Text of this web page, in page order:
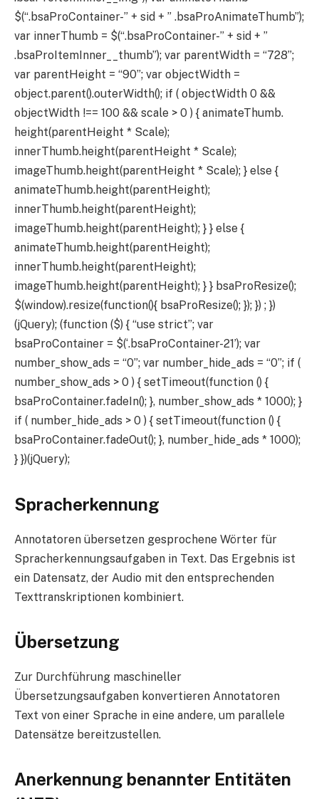
$(“.bsaProContainer-” + sid + ” .bsaProAnimateThumb”);
var innerThumb = $(“.bsaProContainer-” + sid + ”
.bsaProItemInner__thumb”); var parentWidth = “728”;
var parentHeight = “90”; var objectWidth =
object.parent().outerWidth(); if ( objectWidth 0 &&
objectWidth !== 100 && scale > 0 ) { animateThumb.
height(parentHeight * Scale);
innerThumb.height(parentHeight * Scale);
imageThumb.height(parentHeight * Scale); } else {
animateThumb.height(parentHeight);
innerThumb.height(parentHeight);
imageThumb.height(parentHeight); } } else {
animateThumb.height(parentHeight);
innerThumb.height(parentHeight);
imageThumb.height(parentHeight); } } bsaProResize();
$(window).resize(function(){ bsaProResize(); }); }) ; })
(jQuery); (function ($) { “use strict”; var
bsaProContainer = $(‘.bsaProContainer-21’); var
number_show_ads = “0”; var number_hide_ads = “0”; if (
number_show_ads > 0 ) { setTimeout(function () {
bsaProContainer.fadeIn(); }, number_show_ads * 1000); }
if ( number_hide_ads > 0 ) { setTimeout(function () {
bsaProContainer.fadeOut(); }, number_hide_ads * 1000);
} })(jQuery);
Spracherkennung
Annotatoren übersetzen gesprochene Wörter für
Spracherkennungsaufgaben in Text. Das Ergebnis ist
ein Datensatz, der Audio mit den entsprechenden
Texttranskriptionen kombiniert.
Übersetzung
Zur Durchführung maschineller
Übersetzungsaufgaben konvertieren Annotatoren
Text von einer Sprache in eine andere, um parallele
Datensätze bereitzustellen.
Anerkennung benannter Entitäten